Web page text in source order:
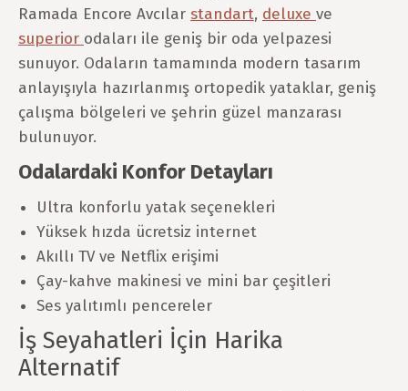
Ramada Encore Avcılar standart, deluxe ve
superior odaları ile geniş bir oda yelpazesi
sunuyor. Odaların tamamında modern tasarım
anlayışıyla hazırlanmış ortopedik yataklar, geniş
çalışma bölgeleri ve şehrin güzel manzarası
bulunuyor.
Odalardaki Konfor Detayları
Ultra konforlu yatak seçenekleri
Yüksek hızda ücretsiz internet
Akıllı TV ve Netflix erişimi
Çay-kahve makinesi ve mini bar çeşitleri
Ses yalıtımlı pencereler
İş Seyahatleri İçin Harika
Alternatif